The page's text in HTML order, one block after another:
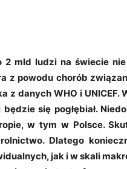
2 mld ludzi na świecie
z powodu chorób
z danych WHO i
będzie się pogłębiał.
w tym w Polsce.
Dlatego
jak i w skali